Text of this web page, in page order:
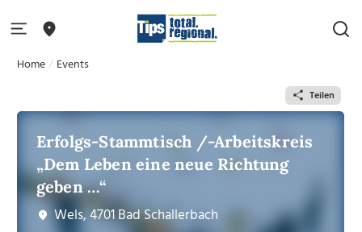
Home Events
Teilen
Erfolgs-Stammtisch /-Arbeitskreis
„Dem Leben eine neue Richtung
geben …“
Wels, 4701 Bad Schallerbach